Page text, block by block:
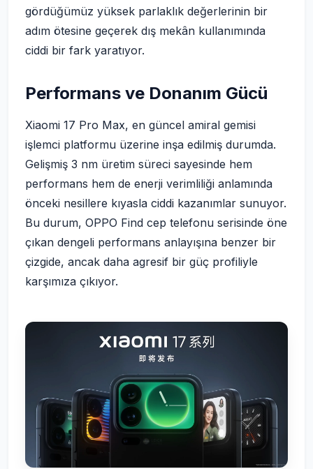
gördüğümüz yüksek parlaklık değerlerinin bir
adım ötesine geçerek dış mekân kullanımında
ciddi bir fark yaratıyor.
Performans ve Donanım Gücü
Xiaomi 17 Pro Max, en güncel amiral gemisi
işlemci platformu üzerine inşa edilmiş durumda.
Gelişmiş 3 nm üretim süreci sayesinde hem
performans hem de enerji verimliliği anlamında
önceki nesillere kıyasla ciddi kazanımlar sunuyor.
Bu durum, OPPO Find cep telefonu serisinde öne
çıkan dengeli performans anlayışına benzer bir
çizgide, ancak daha agresif bir güç profiliyle
karşımıza çıkıyor.